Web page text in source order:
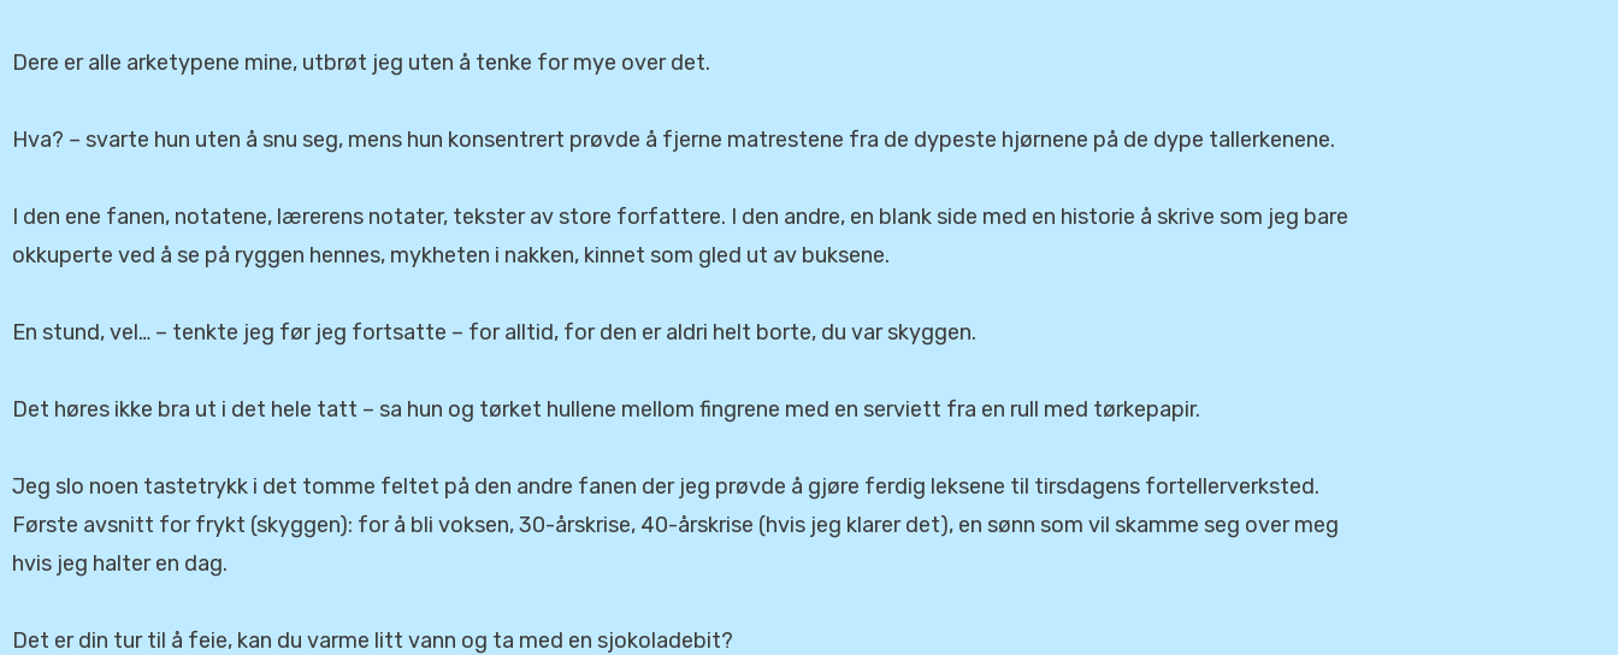
Dere er alle arketypene mine, utbrøt jeg uten å tenke for mye over det.
Hva? – svarte hun uten å snu seg, mens hun konsentrert prøvde å fjerne matrestene fra de dypeste hjørnene på de dype tallerkenene.
I den ene fanen, notatene, lærerens notater, tekster av store forfattere. I den andre, en blank side med en historie å skrive som jeg bare
okkuperte ved å se på ryggen hennes, mykheten i nakken, kinnet som gled ut av buksene.
En stund, vel… – tenkte jeg før jeg fortsatte – for alltid, for den er aldri helt borte, du var skyggen.
Det høres ikke bra ut i det hele tatt – sa hun og tørket hullene mellom fingrene med en serviett fra en rull med tørkepapir.
Jeg slo noen tastetrykk i det tomme feltet på den andre fanen der jeg prøvde å gjøre ferdig leksene til tirsdagens fortellerverksted.
Første avsnitt for frykt (skyggen): for å bli voksen, 30-årskrise, 40-årskrise (hvis jeg klarer det), en sønn som vil skamme seg over meg
hvis jeg halter en dag.
Det er din tur til å feie, kan du varme litt vann og ta med en sjokoladebit?